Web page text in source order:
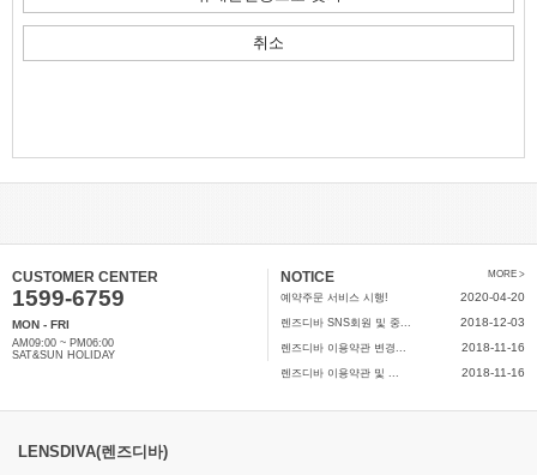
CUSTOMER CENTER
1599-6759
MON - FRI
AM09:00 ~ PM06:00
SAT&SUN HOLIDAY
NOTICE MORE >
예약주문 서비스 시행! 2020-04-20
렌즈디바 SNS회원 및 중... 2018-12-03
렌즈디바 이용약관 변경... 2018-11-16
렌즈디바 이용약관 및 ... 2018-11-16
LENSDIVA(렌즈디바)